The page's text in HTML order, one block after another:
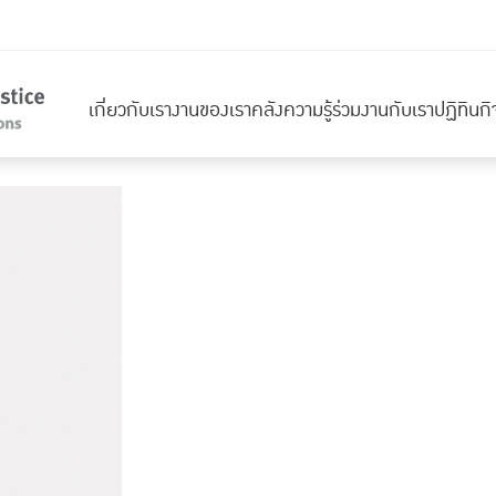
เกี่ยวกับเรางานของเราคลังความรู้ร่วมงานกับเราปฏิทินกิ